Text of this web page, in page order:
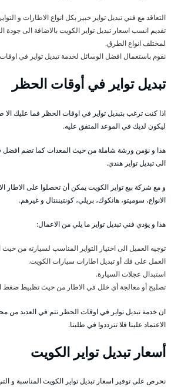
التعاقد مع فني تبديل تواير خبير بكل انواع الاطارات و
تقديم انسب اسعار تبديل تواير الكويت بالاضافة الى جودة
لمختلف انواع الطرق.
نقوم باستعمال افضل الوسائل لخدمة تبديل تواير في
تبديل تواير في أوقات الحظر
اذا كنت ترغب بتبديل تواير في اوقات الحظر فما عليك الا
ليكون لديك في الموعد المتفق عليه.
هذا و نؤمن ورشة شاملة من حيث المعدات كما تضم افضل
الى تبديل تواير هندي.
و مع شركة بيع تواير الكويت يمكن أن تحصلوا على
الانواع، سوميتو، هانكوك، بريلي، كونتيننتال و غيرهم.
هذا و يؤدي فني تبديل تواير ما يلي من الاعمال:
توجيه العميل الى اختيار التواير المناسب لسيارته من
العمل على فك أو تبديل اطارات سيارات الكويت.
استبدال عجلات السيارة.
تصليح أو معالجة أي خلل في الاطار من حيث تظبيط ضغط
ان خدمة تبديل تواير في اوقات الحظر تتم في العديد من
الاعتماد علينا فلا تترددوا في طلبنا.
أسعار تبديل تواير الكويت
نحرص على توفير اسعار تبديل تواير الكويت المناسبة و